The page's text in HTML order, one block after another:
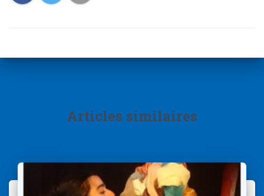
Articles similaires